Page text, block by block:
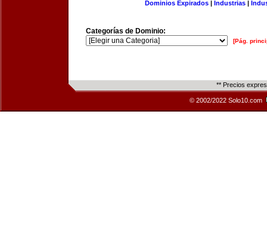
Dominios Expirados | Industrias |
Categorías de Dominio:
[Pág.
** Precios
© 2002/2022 Solo10.com